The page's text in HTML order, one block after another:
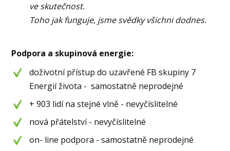
ve skutečnost.
Toho jak funguje, jsme svědky všichni dodnes.
Podpora a skupinová energie:
doživotní přístup do uzavřené FB skupiny 7
Energií života - samostatně neprodejné
+ 903 lidí na stejné vlně - nevyčíslitelné
nová přátelství - nevyčíslitelné
on- line podpora - samostatně neprodejné